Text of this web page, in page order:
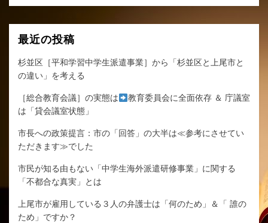
最近の投稿
杉並区［平和学習中学生派遣事業］から「杉並区と上尾市と
の違い」を考える
［総合教育会議］の実態は
教育委員会に全面依存 ＆ 庁議室
は「貸会議室状態」
市長への政策提言：市の「回答」の大半は≪参考にさせてい
ただきます≫でした
市民が知る由もない「中学生海外派遣研修事業」に関する
「不都合な真実」とは
上尾市が雇用している３人の弁護士は「何のため」＆「 誰の
ため」ですか？